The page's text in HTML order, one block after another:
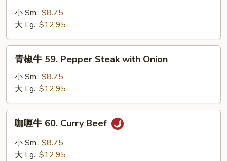
58.
Shredded
Beef
with
Garlic
Sauce
小 Sm.: $8.75
大 Lg.: $12.95
59.
Pepper
Steak
with
Onion
青椒牛 59. Pepper Steak with Onion
小 Sm.: $8.75
大 Lg.: $12.95
60.
咖喱牛 60. Curry Beef
小 Sm.: $8.75
大 Lg.: $12.95